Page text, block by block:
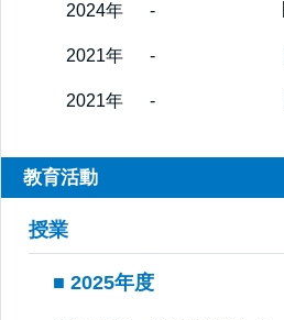
2024年 -
2021年 -
2021年 -
教育活動
授業
2025年度